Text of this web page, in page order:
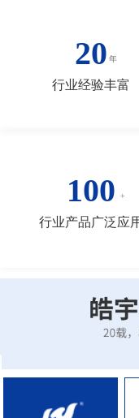
20
行业经验丰富
100
行业产品广泛应